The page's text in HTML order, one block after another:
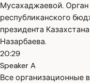
Мусахаджаевой.
республиканского
президента
Назарбаева.
20:29
Speaker A
Все организационные